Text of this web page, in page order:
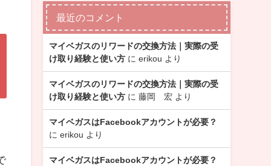
最近のコメント
マイベガスのリワードの交換方法｜実際の受
け取り経験と使い方に erikou より
マイベガスのリワードの交換方法｜実際の受
け取り経験と使い方に 藤岡 宏より
マイベガスはFacebookアカウントが必要？
に erikou より
マイベガスはFacebookアカウントが必要？